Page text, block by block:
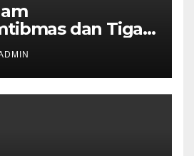
dan Tiga
Ungaran
Warga
Ronda